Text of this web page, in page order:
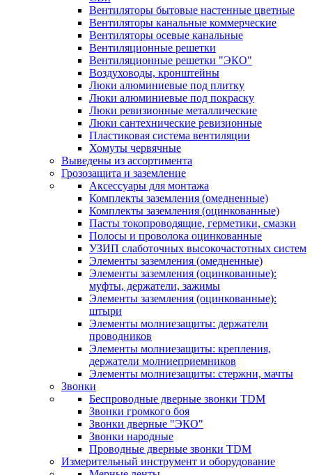
Вентиляторы бытовые настенные цветные
Вентиляторы канальные коммерческие
Вентиляторы осевые канальные
Вентиляционные решетки
Вентиляционные решетки "ЭКО"
Воздуховоды, кронштейны
Люки алюминиевые под плитку
Люки алюминиевые под покраску
Люки ревизионные металлические
Люки сантехнические ревизионные
Пластиковая система вентиляции
Хомуты червячные
Выведены из ассортимента
Грозозащита и заземление
Аксессуары для монтажа
Комплекты заземления (омедненные)
Комплекты заземления (оцинкованные)
Пасты токопроводящие, герметики, смазки
Полосы и проволока оцинкованные
УЗИП слаботочных высокочастотных систем
Элементы заземления (омедненные)
Элементы заземления (оцинкованные):
муфты, держатели, зажимы
Элементы заземления (оцинкованные):
штыри
Элементы молниезащиты: держатели
проводников
Элементы молниезащиты: крепления,
держатели молниеприемников
Элементы молниезащиты: стержни, мачты
Звонки
Беспроводные дверные звонки TDM
Звонки громкого боя
Звонки дверные "ЭКО"
Звонки народные
Проводные дверные звонки TDM
Измерительный инструмент и оборудование